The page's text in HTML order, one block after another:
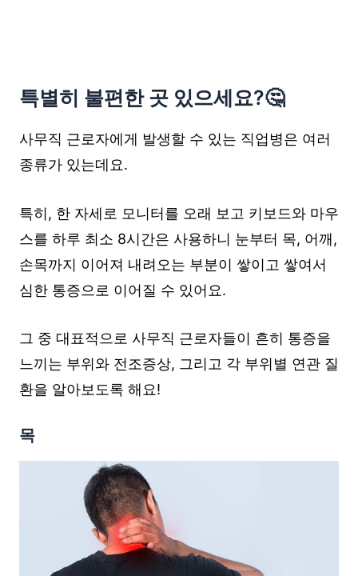
특별히 불편한 곳 있으세요?🤔
사무직 근로자에게 발생할 수 있는 직업병은 여러
종류가 있는데요.
특히, 한 자세로 모니터를 오래 보고 키보드와 마우
스를 하루 최소 8시간은 사용하니 눈부터 목, 어깨,
손목까지 이어져 내려오는 부분이 쌓이고 쌓여서
심한 통증으로 이어질 수 있어요.
그 중 대표적으로 사무직 근로자들이 흔히 통증을
느끼는 부위와 전조증상, 그리고 각 부위별 연관 질
환을 알아보도록 해요!
목